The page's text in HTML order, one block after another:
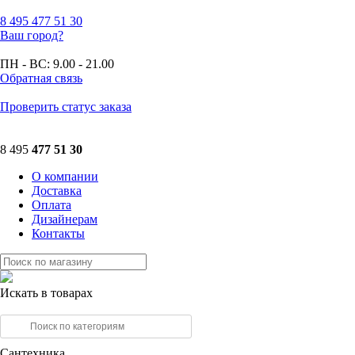
8 495 477 51 30
Ваш город?
ПН - ВС: 9.00 - 21.00
Обратная связь
Проверить статус заказа
8 495 477 51 30
О компании
Доставка
Оплата
Дизайнерам
Контакты
Искать в товарах